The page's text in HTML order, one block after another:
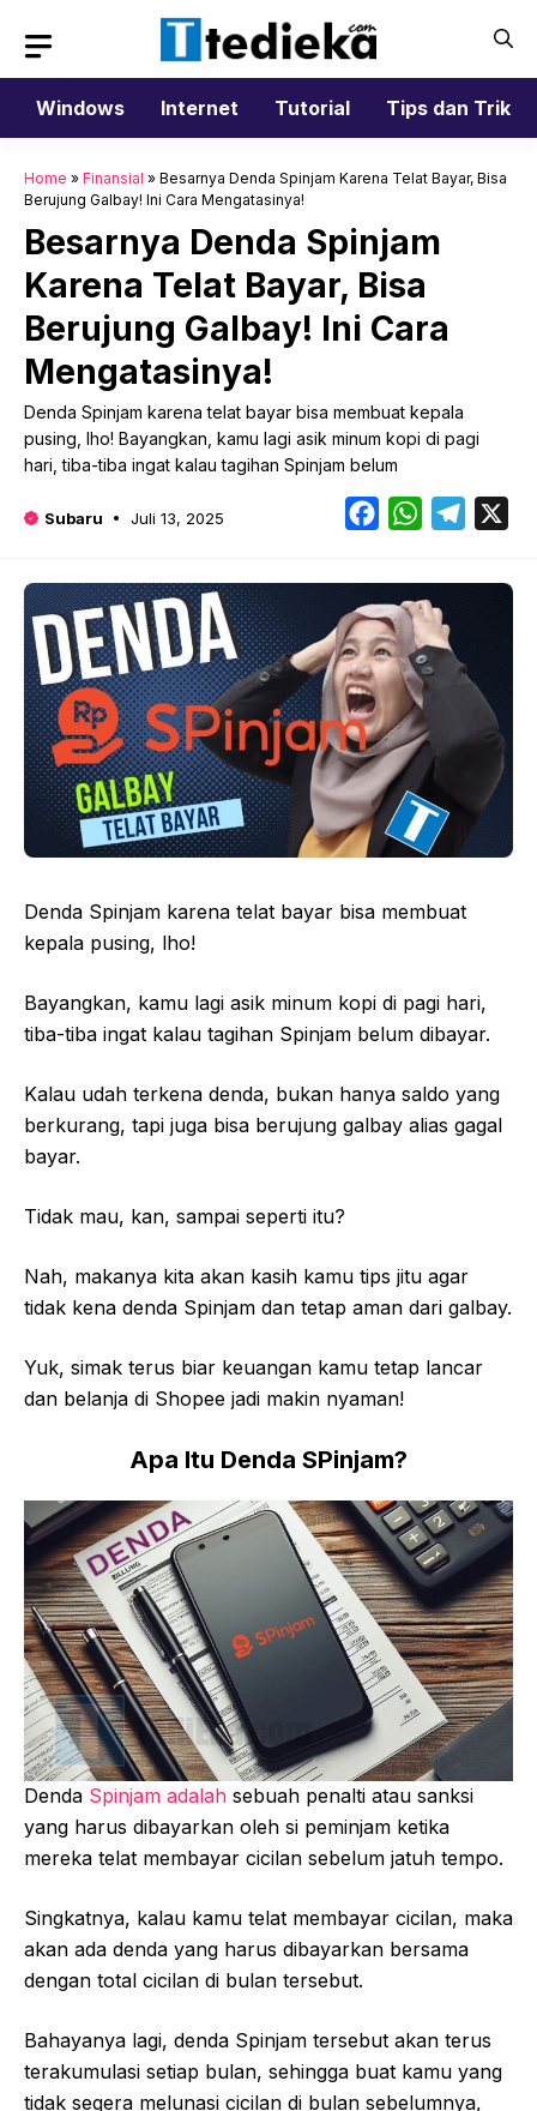
isi
Windows
Internet Tutorial Tips dan Trik
Home » Finansial » Besarnya Denda Spinjam Karena Telat Bayar, Bisa
Berujung Galbay! Ini Cara Mengatasinya!
Besarnya Denda Spinjam
Karena Telat Bayar, Bisa
Berujung Galbay! Ini Cara
Mengatasinya!
Denda Spinjam karena telat bayar bisa membuat kepala
pusing, lho! Bayangkan, kamu lagi asik minum kopi di pagi
hari, tiba-tiba ingat kalau tagihan Spinjam belum
Subaru Juli 13, 2025 FacebookWhatsApp
Denda Spinjam karena telat bayar bisa membuat
kepala pusing, lho!
Bayangkan, kamu lagi asik minum kopi di pagi hari,
tiba-tiba ingat kalau tagihan Spinjam belum dibayar.
Kalau udah terkena denda, bukan hanya saldo yang
berkurang, tapi juga bisa berujung galbay alias gagal
bayar.
Tidak mau, kan, sampai seperti itu?
Nah, makanya kita akan kasih kamu tips jitu agar
tidak kena denda Spinjam dan tetap aman dari galbay.
Yuk, simak terus biar keuangan kamu tetap lancar
dan belanja di Shopee jadi makin nyaman!
Apa Itu Denda SPinjam?
Denda Spinjam adalah sebuah penalti atau sanksi
yang harus dibayarkan oleh si peminjam ketika
mereka telat membayar cicilan sebelum jatuh tempo.
Singkatnya, kalau kamu telat membayar cicilan, maka
akan ada denda yang harus dibayarkan bersama
dengan total cicilan di bulan tersebut.
Bahayanya lagi, denda Spinjam tersebut akan terus
terakumulasi setiap bulan, sehingga buat kamu yang
tidak segera melunasi cicilan di bulan sebelumnya,